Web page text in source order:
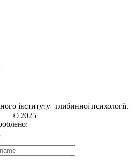
інституту глибинної психології.
© 2025